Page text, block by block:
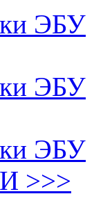
ЭБУ
ЭБУ
ЭБУ
>>>